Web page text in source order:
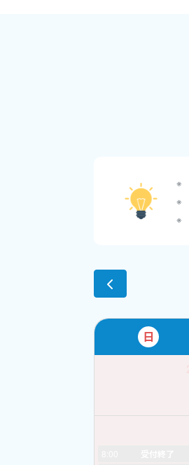
日